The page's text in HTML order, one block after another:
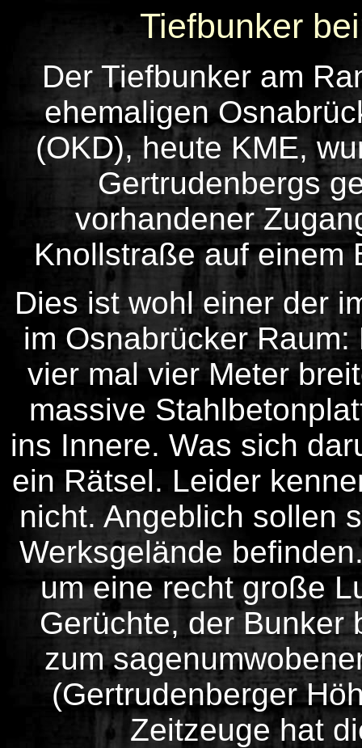
Tiefbunker
Der Tiefbunker am
ehemaligen
(OKD), heute KME,
Gertrudenbergs
vorhandener
Knollstraße auf
Dies ist wohl einer der
im Osnabrücker
vier mal vier Meter
massive
ins Innere. Was sich
ein Rätsel. Leider
nicht. Angeblich sollen
Werksgelände
um eine recht große
Gerüchte, der Bunker
zum
(Gertrudenberger
Zeitzeuge hat